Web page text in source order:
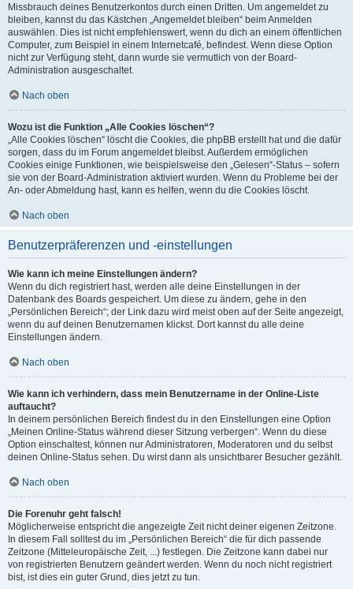
Missbrauch deines Benutzerkontos durch einen Dritten. Um angemeldet zu
bleiben, kannst du das Kästchen „Angemeldet bleiben“ beim Anmelden
auswählen. Dies ist nicht empfehlenswert, wenn du dich an einem öffentlichen
Computer, zum Beispiel in einem Internetcafé, befindest. Wenn diese Option
nicht zur Verfügung steht, dann wurde sie vermutlich von der Board-
Administration ausgeschaltet.
Nach oben
Wozu ist die Funktion „Alle Cookies löschen“?
„Alle Cookies löschen“ löscht die Cookies, die phpBB erstellt hat und die dafür
sorgen, dass du im Forum angemeldet bleibst. Außerdem ermöglichen
Cookies einige Funktionen, wie beispielsweise den „Gelesen“-Status – sofern
sie von der Board-Administration aktiviert wurden. Wenn du Probleme bei der
An- oder Abmeldung hast, kann es helfen, wenn du die Cookies löscht.
Nach oben
Benutzerpräferenzen und -einstellungen
Wie kann ich meine Einstellungen ändern?
Wenn du dich registriert hast, werden alle deine Einstellungen in der
Datenbank des Boards gespeichert. Um diese zu ändern, gehe in den
„Persönlichen Bereich“; der Link dazu wird meist oben auf der Seite angezeigt,
wenn du auf deinen Benutzernamen klickst. Dort kannst du alle deine
Einstellungen ändern.
Nach oben
Wie kann ich verhindern, dass mein Benutzername in der Online-Liste
auftaucht?
In deinem persönlichen Bereich findest du in den Einstellungen eine Option
„Meinen Online-Status während dieser Sitzung verbergen“. Wenn du diese
Option einschaltest, können nur Administratoren, Moderatoren und du selbst
deinen Online-Status sehen. Du wirst dann als unsichtbarer Besucher gezählt.
Nach oben
Die Forenuhr geht falsch!
Möglicherweise entspricht die angezeigte Zeit nicht deiner eigenen Zeitzone.
In diesem Fall solltest du im „Persönlichen Bereich“ die für dich passende
Zeitzone (Mitteleuropäische Zeit, ...) festlegen. Die Zeitzone kann dabei nur
von registrierten Benutzern geändert werden. Wenn du noch nicht registriert
bist, ist dies ein guter Grund, dies jetzt zu tun.